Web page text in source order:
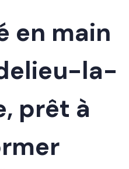
en main
la-
prêt à